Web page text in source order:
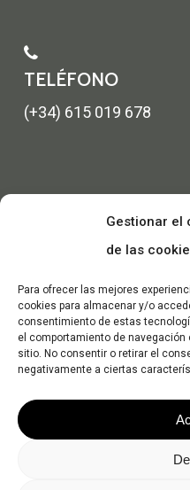
Gestionar el
de las
Para ofrecer las mejores
cookies para almacenar y/o
consentimiento de estas
el comportamiento de
sitio. No consentir o retirar el
negativamente a ciertas
TELÉFONO
(+34) 615 019 678